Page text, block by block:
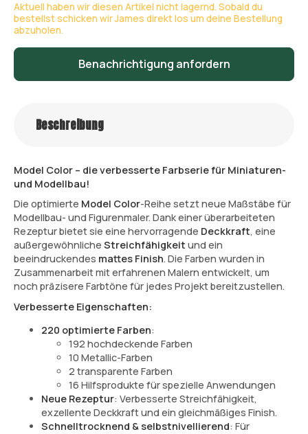
Aktuell haben wir diesen Artikel nicht lagernd. Sobald du
bestellst schicken wir James direkt los um deine Bestellung
abzuholen.
Benachrichtigung anfordern
Beschreibung
Model Color – die verbesserte Farbserie für Miniaturen-
und Modellbau!
Die optimierte Model Color-Reihe setzt neue Maßstäbe für
Modellbau- und Figurenmaler. Dank einer überarbeiteten
Rezeptur bietet sie eine hervorragende Deckkraft, eine
außergewöhnliche Streichfähigkeit und ein
beeindruckendes mattes Finish. Die Farben wurden in
Zusammenarbeit mit erfahrenen Malern entwickelt, um
noch präzisere Farbtöne für jedes Projekt bereitzustellen.
Verbesserte Eigenschaften:
220 optimierte Farben:
192 hochdeckende Farben
10 Metallic-Farben
2 transparente Farben
16 Hilfsprodukte für spezielle Anwendungen
Neue Rezeptur: Verbesserte Streichfähigkeit,
exzellente Deckkraft und ein gleichmäßiges Finish.
Schnelltrocknend & selbstnivellierend: Für